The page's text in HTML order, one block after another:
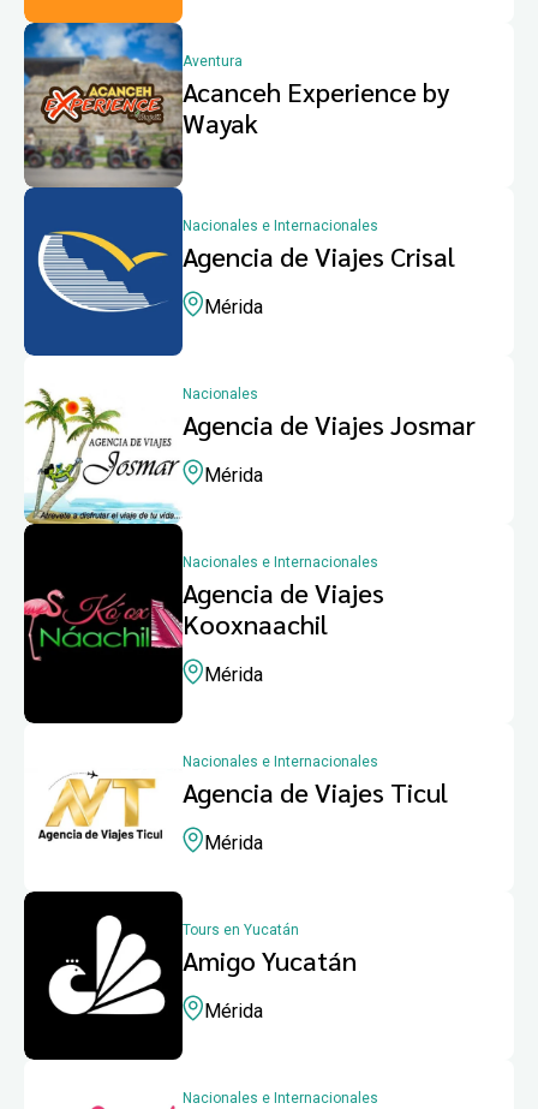
Aventura
Acanceh Experience by
Wayak
Nacionales e Internacionales
Agencia de Viajes Crisal
Mérida
Nacionales
Agencia de Viajes Josmar
Mérida
Nacionales e Internacionales
Agencia de Viajes
Kooxnaachil
Mérida
Nacionales e Internacionales
Agencia de Viajes Ticul
Mérida
Tours en Yucatán
Amigo Yucatán
Mérida
Nacionales e Internacionales